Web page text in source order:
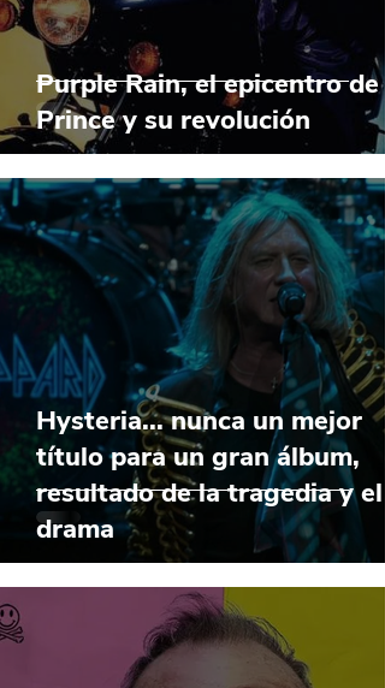
Purple Rain, el epicentro de
Prince y su revolución
Hysteria... nunca un mejor
título para un gran álbum,
resultado de la tragedia y el
drama